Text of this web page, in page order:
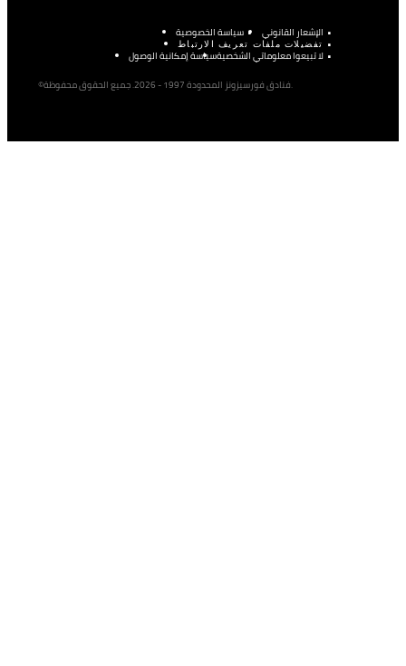
الإشعار القانوني سياسة الخصوصية
تفضيلات ملفات تعريف الارتباط
لا تبيعوا معلوماتي الشخصيةسياسة إمكانية الوصول
©فنادق فورسيزونز المحدودة 1997 - 2026. جميع الحقوق محفوظة.